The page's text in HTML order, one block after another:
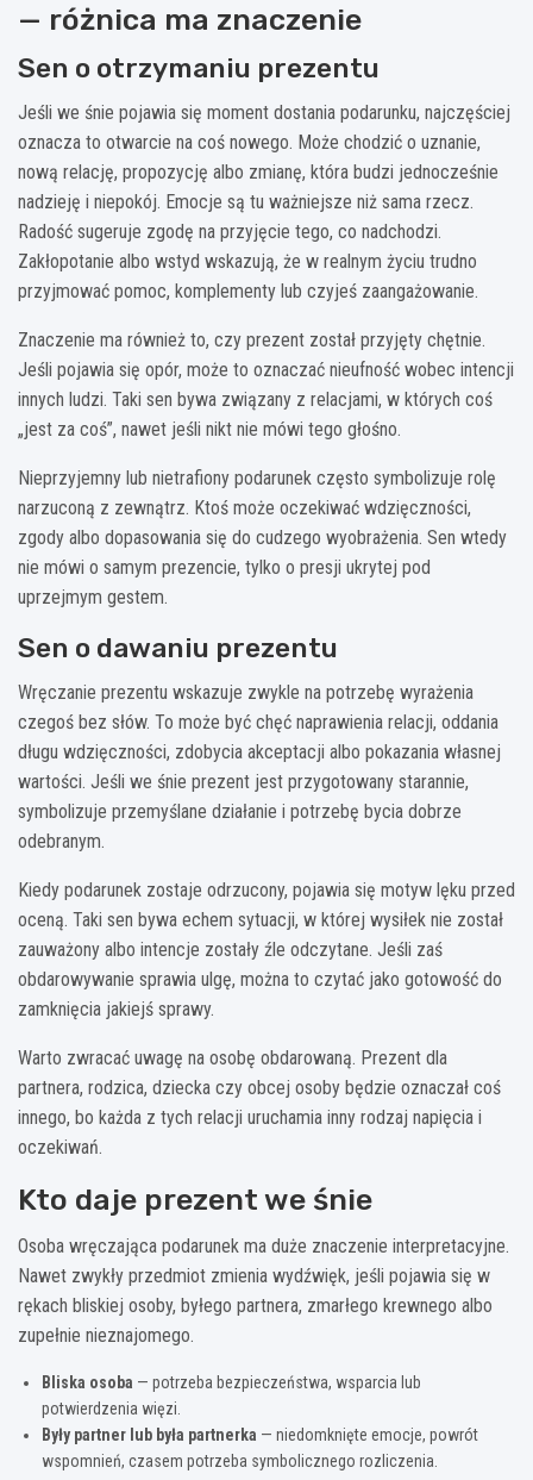
— różnica ma znaczenie
Sen o otrzymaniu prezentu
Jeśli we śnie pojawia się moment dostania podarunku, najczęściej
oznacza to otwarcie na coś nowego. Może chodzić o uznanie,
nową relację, propozycję albo zmianę, która budzi jednocześnie
nadzieję i niepokój. Emocje są tu ważniejsze niż sama rzecz.
Radość sugeruje zgodę na przyjęcie tego, co nadchodzi.
Zakłopotanie albo wstyd wskazują, że w realnym życiu trudno
przyjmować pomoc, komplementy lub czyjeś zaangażowanie.
Znaczenie ma również to, czy prezent został przyjęty chętnie.
Jeśli pojawia się opór, może to oznaczać nieufność wobec intencji
innych ludzi. Taki sen bywa związany z relacjami, w których coś
„jest za coś”, nawet jeśli nikt nie mówi tego głośno.
Nieprzyjemny lub nietrafiony podarunek często symbolizuje rolę
narzuconą z zewnątrz. Ktoś może oczekiwać wdzięczności,
zgody albo dopasowania się do cudzego wyobrażenia. Sen wtedy
nie mówi o samym prezencie, tylko o presji ukrytej pod
uprzejmym gestem.
Sen o dawaniu prezentu
Wręczanie prezentu wskazuje zwykle na potrzebę wyrażenia
czegoś bez słów. To może być chęć naprawienia relacji, oddania
długu wdzięczności, zdobycia akceptacji albo pokazania własnej
wartości. Jeśli we śnie prezent jest przygotowany starannie,
symbolizuje przemyślane działanie i potrzebę bycia dobrze
odebranym.
Kiedy podarunek zostaje odrzucony, pojawia się motyw lęku przed
oceną. Taki sen bywa echem sytuacji, w której wysiłek nie został
zauważony albo intencje zostały źle odczytane. Jeśli zaś
obdarowywanie sprawia ulgę, można to czytać jako gotowość do
zamknięcia jakiejś sprawy.
Warto zwracać uwagę na osobę obdarowaną. Prezent dla
partnera, rodzica, dziecka czy obcej osoby będzie oznaczał coś
innego, bo każda z tych relacji uruchamia inny rodzaj napięcia i
oczekiwań.
Kto daje prezent we śnie
Osoba wręczająca podarunek ma duże znaczenie interpretacyjne.
Nawet zwykły przedmiot zmienia wydźwięk, jeśli pojawia się w
rękach bliskiej osoby, byłego partnera, zmarłego krewnego albo
zupełnie nieznajomego.
Bliska osoba — potrzeba bezpieczeństwa, wsparcia lub
potwierdzenia więzi.
Były partner lub była partnerka — niedomknięte emocje, powrót
wspomnień, czasem potrzeba symbolicznego rozliczenia.